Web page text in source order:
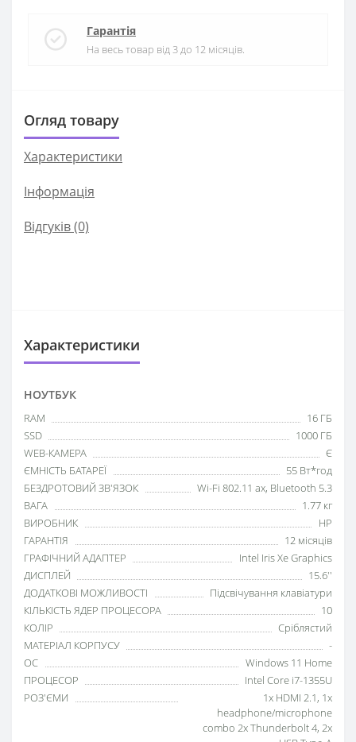
Гарантія
На весь товар від 3 до 12 місяців.
Огляд товару
Характеристики
Iнформація
Відгуків (0)
Характеристики
НОУТБУК
RAM
16 ГБ
SSD
1000 ГБ
WEB-КАМЕРА
Є
ЄМНІСТЬ БАТАРЕЇ
55 Вт*год
БЕЗДРОТОВИЙ ЗВ'ЯЗОК
Wi-Fi 802.11 ax, Bluetooth 5.3
ВАГА
1.77 кг
ВИРОБНИК
HP
ГАРАНТІЯ
12 місяців
ГРАФІЧНИЙ АДАПТЕР
Intel Iris Xe Graphics
ДИСПЛЕЙ
15.6''
ДОДАТКОВІ МОЖЛИВОСТІ
Підсвічування клавіатури
КІЛЬКІСТЬ ЯДЕР ПРОЦЕСОРА
10
КОЛІР
Сріблястий
МАТЕРІАЛ КОРПУСУ
-
ОС
Windows 11 Home
ПРОЦЕСОР
Intel Core i7-1355U
РОЗ'ЄМИ
1x HDMI 2.1, 1x
headphone/microphone
combo 2x Thunderbolt 4, 2x